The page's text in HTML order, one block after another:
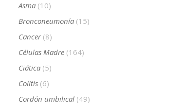
Asma(10)
Bronconeumonía(15)
Cancer(8)
Células Madre(164)
Ciática(5)
Colitis(6)
Cordón umbilical(49)